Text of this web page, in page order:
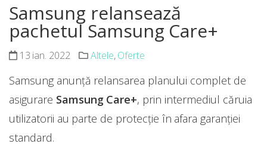
Samsung relansează
pachetul Samsung Care+
13 ian. 2022 Altele,Oferte
Samsung anunță relansarea planului complet de
asigurare Samsung Care+, prin intermediul căruia
utilizatorii au parte de protecție în afara garanției
standard.